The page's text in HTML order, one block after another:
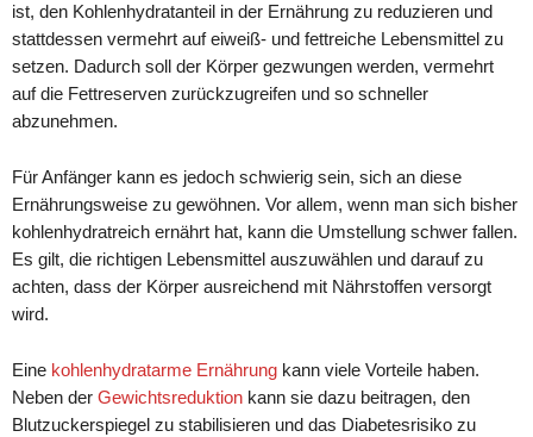
ist, den Kohlenhydratanteil in der Ernährung zu reduzieren und
stattdessen vermehrt auf eiweiß- und fettreiche Lebensmittel zu
setzen. Dadurch soll der Körper gezwungen werden, vermehrt
auf die Fettreserven zurückzugreifen und so schneller
abzunehmen.
Für Anfänger kann es jedoch schwierig sein, sich an diese
Ernährungsweise zu gewöhnen. Vor allem, wenn man sich bisher
kohlenhydratreich ernährt hat, kann die Umstellung schwer fallen.
Es gilt, die richtigen Lebensmittel auszuwählen und darauf zu
achten, dass der Körper ausreichend mit Nährstoffen versorgt
wird.
Eine kohlenhydratarme Ernährung kann viele Vorteile haben.
Neben der Gewichtsreduktion kann sie dazu beitragen, den
Blutzuckerspiegel zu stabilisieren und das Diabetesrisiko zu